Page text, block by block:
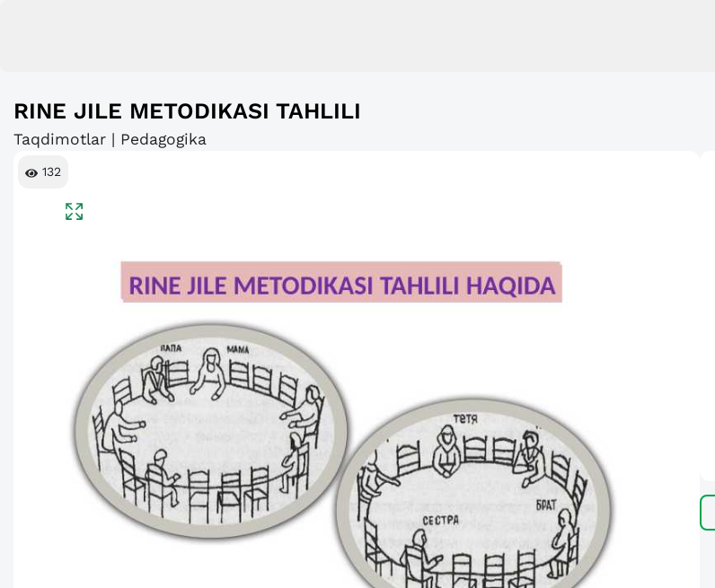
RINE JILE METODIKASI TAHLILI
Taqdimotlar | Pedagogika
132